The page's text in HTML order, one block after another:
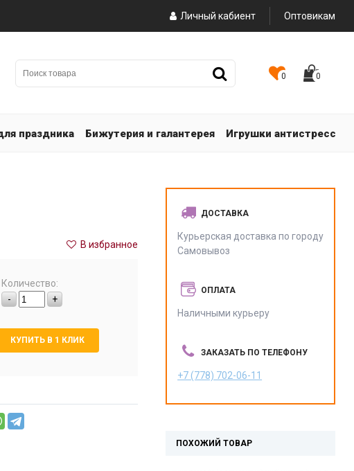
Личный кабиент Оптовикам
0 0
праздника Бижутерия и галантерея Игрушки антистресс
В избранное
Количество:
-
+
КУПИТЬ В 1 КЛИК
ДОСТАВКА
Курьерская доставка по городу
Самовывоз
ОПЛАТА
Наличными курьеру
ЗАКАЗАТЬ ПО ТЕЛЕФОНУ
+7 (778) 702-06-11
ПОХОЖИЙ ТОВАР